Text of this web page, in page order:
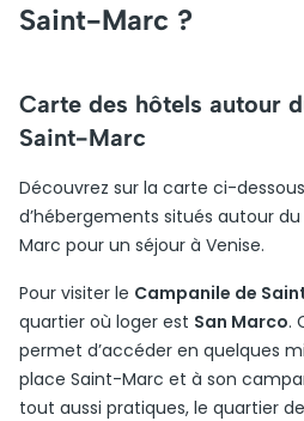
Saint-Marc ?
Carte des hôtels autour
Saint-Marc
Découvrez sur la carte ci-
d’hébergements situés autour
Marc pour un séjour à Venise.
Pour visiter le Campanile de
quartier où loger est San Marco.
permet d’accéder en quelques
place Saint-Marc et à son
tout aussi pratiques, le quartier de